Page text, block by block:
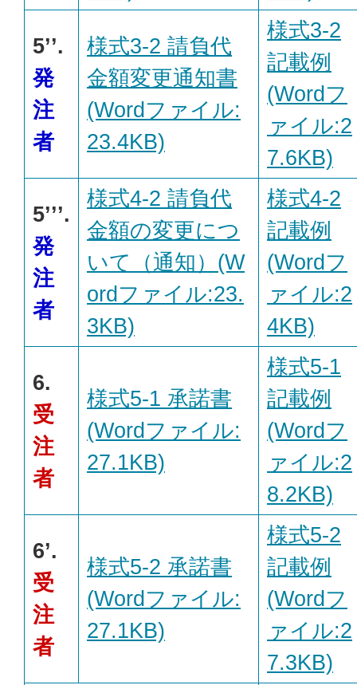
5’’.
発
注
者
様式3-2 請負代
金額変更通知書
(Wordファイル:
23.4KB)
様式3-2
記載例
(Wordフ
ァイル:2
7.6KB)
5’’’.
発
注
者
様式4-2 請負代
金額の変更につ
いて（通知）(W
ordファイル:23.
3KB)
様式4-2
記載例
(Wordフ
ァイル:2
4KB)
6.
受
注
者
様式5-1 承諾書
(Wordファイル:
27.1KB)
様式5-1
記載例
(Wordフ
ァイル:2
8.2KB)
6’.
受
注
者
様式5-2 承諾書
(Wordファイル:
27.1KB)
様式5-2
記載例
(Wordフ
ァイル:2
7.3KB)